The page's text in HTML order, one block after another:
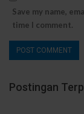
Save my name,
time I comment.
Postingan